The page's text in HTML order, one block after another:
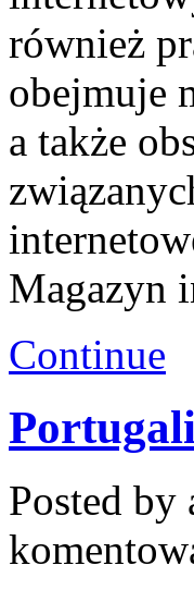
również
obejmuje
a także
Magazyn
Continue
Posted by